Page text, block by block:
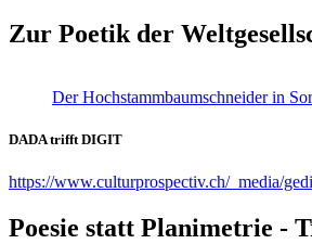
Zur Poetik der
Der Hochstammbaumschneider in
DADA trifft DIGIT
https://www.culturprospectiv.ch/_media/
Poesie statt Planimetrie -